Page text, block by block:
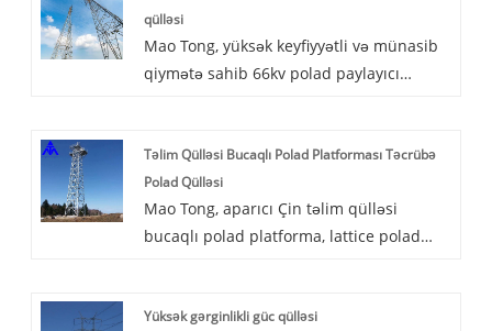
tam sinklənmiş nail ola bilər, polad boru
istifadəsi daha az yer, gözəl forma və
ətraf mühiti daha ahəngdar əhatə edir.
qülləsi
Mao Tong, yüksək keyfiyyətli və münasib
qiymətə sahib 66kv polad paylayıcı
66kv polad paylayıcı elektrik qülləsi
damın və döşəmənin və ya bir təpənin
kənarındakı 60 o bucaq bucağı və ya
dəyirmi poladdan ibarət olan elektrik
Təlim Qülləsi Bucaqlı Polad Platforması Təcrübə
Polad Qülləsi
Mao Tong, aparıcı Çin təlim qülləsi
bucaqlı polad platforma, lattice polad
Yüksək gərginlikli güc qülləsi